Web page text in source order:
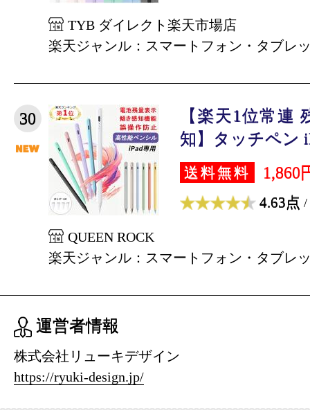
TYB ダイレクト楽天市場店
楽天ジャンル：スマートフォン・タブレ
30
【楽天1位常連
知】タッチペン
送料無料 1,860
4.63点 /
QUEEN ROCK
楽天ジャンル：スマートフォン・タブレ
運営者情報
株式会社リューキデザイン
https://ryuki-design.jp/